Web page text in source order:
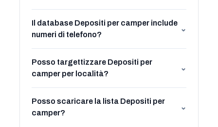
Il database Depositi per camper include
numeri di telefono?
⌄
Posso targettizzare Depositi per
camper per località?
⌄
Posso scaricare la lista Depositi per
camper?
⌄